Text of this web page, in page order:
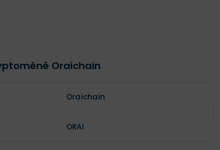
Oraichain
Oraichain
ORAI